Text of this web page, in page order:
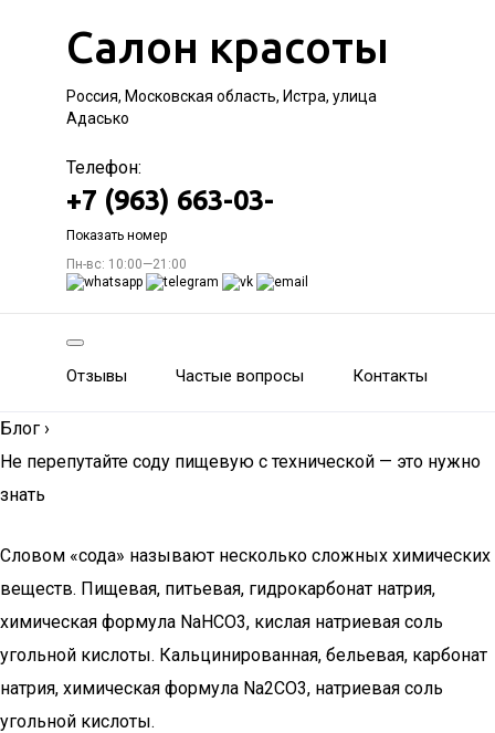
Салон красоты
Россия, Московская область, Истра, улица
Адасько
Телефон:
+7 (963) 663-03-
Показать номер
Пн-вс: 10:00—21:00
Отзывы Частые вопросы Контакты
Блог ›
Не перепутайте соду пищевую с технической — это нужно
знать
Словом «сода» называют несколько сложных химических
веществ. Пищевая, питьевая, гидрокарбонат натрия,
химическая формула NaHCO3, кислая натриевая соль
угольной кислоты. Кальцинированная, бельевая, карбонат
натрия, химическая формула Na2CO3, натриевая соль
угольной кислоты.